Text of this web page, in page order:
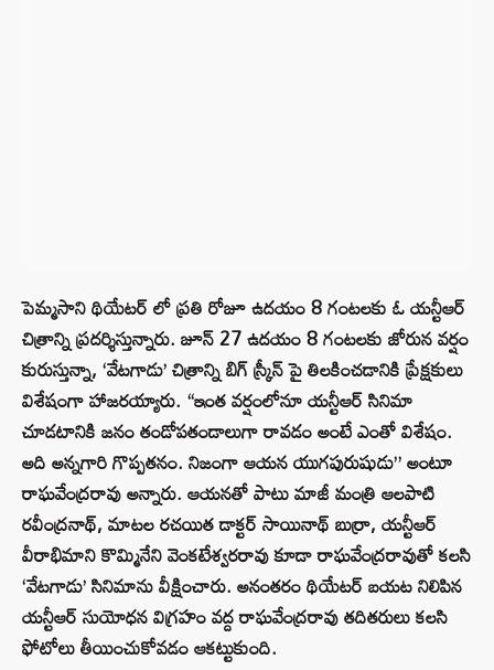
పెమ్మసాని థియేటర్ లో ప్రతి రోజూ ఉదయం 8 గంటలకు ఓ యన్టీఆర్
చిత్రాన్ని ప్రదర్శిస్తున్నారు. జూన్ 27 ఉదయం 8 గంటలకు జోరున వర్షం
కురుస్తున్నా, ‘వేటగాడు’ చిత్రాన్ని బిగ్ స్క్రీన్ పై తిలకించడానికి ప్రేక్షకులు
విశేషంగా హాజరయ్యారు. “ఇంత వర్షంలోనూ యన్టీఆర్ సినిమా
చూడటానికి జనం తండోపతండాలుగా రావడం అంటే ఎంతో విశేషం.
అది అన్నగారి గొప్పతనం. నిజంగా ఆయన యుగపురుషుడు” అంటూ
రాఘవేంద్రరావు అన్నారు. ఆయనతో పాటు మాజీ మంత్రి ఆలపాటి
రవీంద్రనాథ్, మాటల రచయిత డాక్టర్ సాయినాథ్ బుర్రా, యన్టీఆర్
వీరాభిమాని కొమ్మినేని వెంకటేశ్వరరావు కూడా రాఘవేంద్రరావుతో కలసి
‘వేటగాడు’ సినిమాను వీక్షించారు. అనంతరం థియేటర్ బయట నిలిపిన
యన్టీఆర్ సుయోధన విగ్రహం వద్ద రాఘవేంద్రరావు తదితరులు కలసి
ఫోటోలు తీయించుకోవడం ఆకట్టుకుంది.